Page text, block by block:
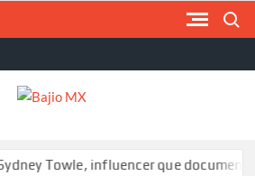
influencer que documentó su